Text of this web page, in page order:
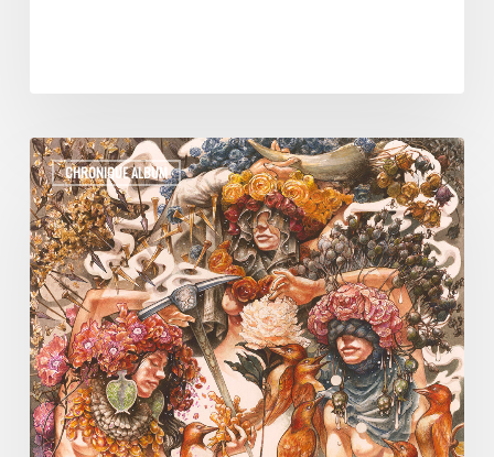
CHRONIQUE ALBUM